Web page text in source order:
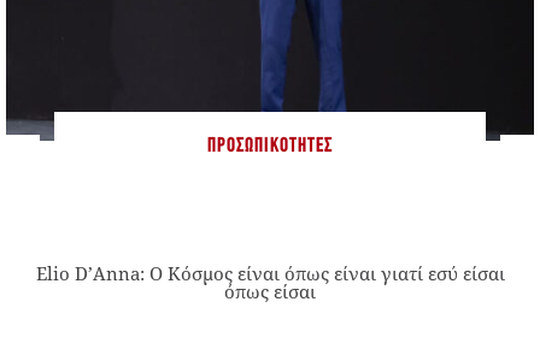
ΠΡΟΣΩΠΙΚΌΤΗΤΕΣ
Elio D’Anna: Ο Κόσμος είναι όπως είναι γιατί εσύ είσαι
όπως είσαι